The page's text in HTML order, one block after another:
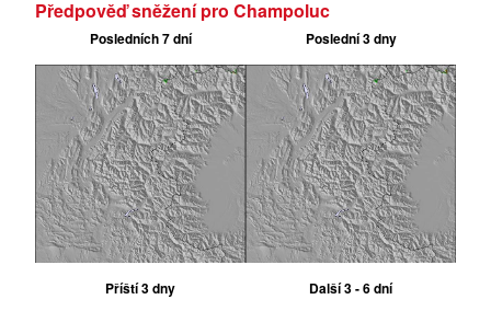
Předpověď sněžení pro Champoluc
Posledních 7 dní Poslední 3 dny
Příští 3 dny Další 3 - 6 dní